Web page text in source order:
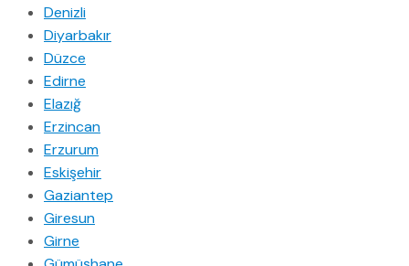
Denizli
Diyarbakır
Düzce
Edirne
Elazığ
Erzincan
Erzurum
Eskişehir
Gaziantep
Giresun
Girne